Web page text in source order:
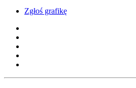
Zgłoś grafikę